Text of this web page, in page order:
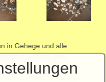
in Gehege und alle
werden. Mal
den höchsten Turm
Hund und Rehe in einem